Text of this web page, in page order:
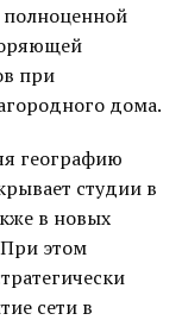
при
дома.
географию
студии в
в новых
этом
сети в